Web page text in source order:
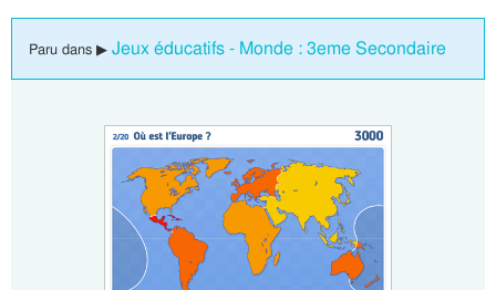
Paru dans ▶ Jeux éducatifs - Monde : 3eme Secondaire